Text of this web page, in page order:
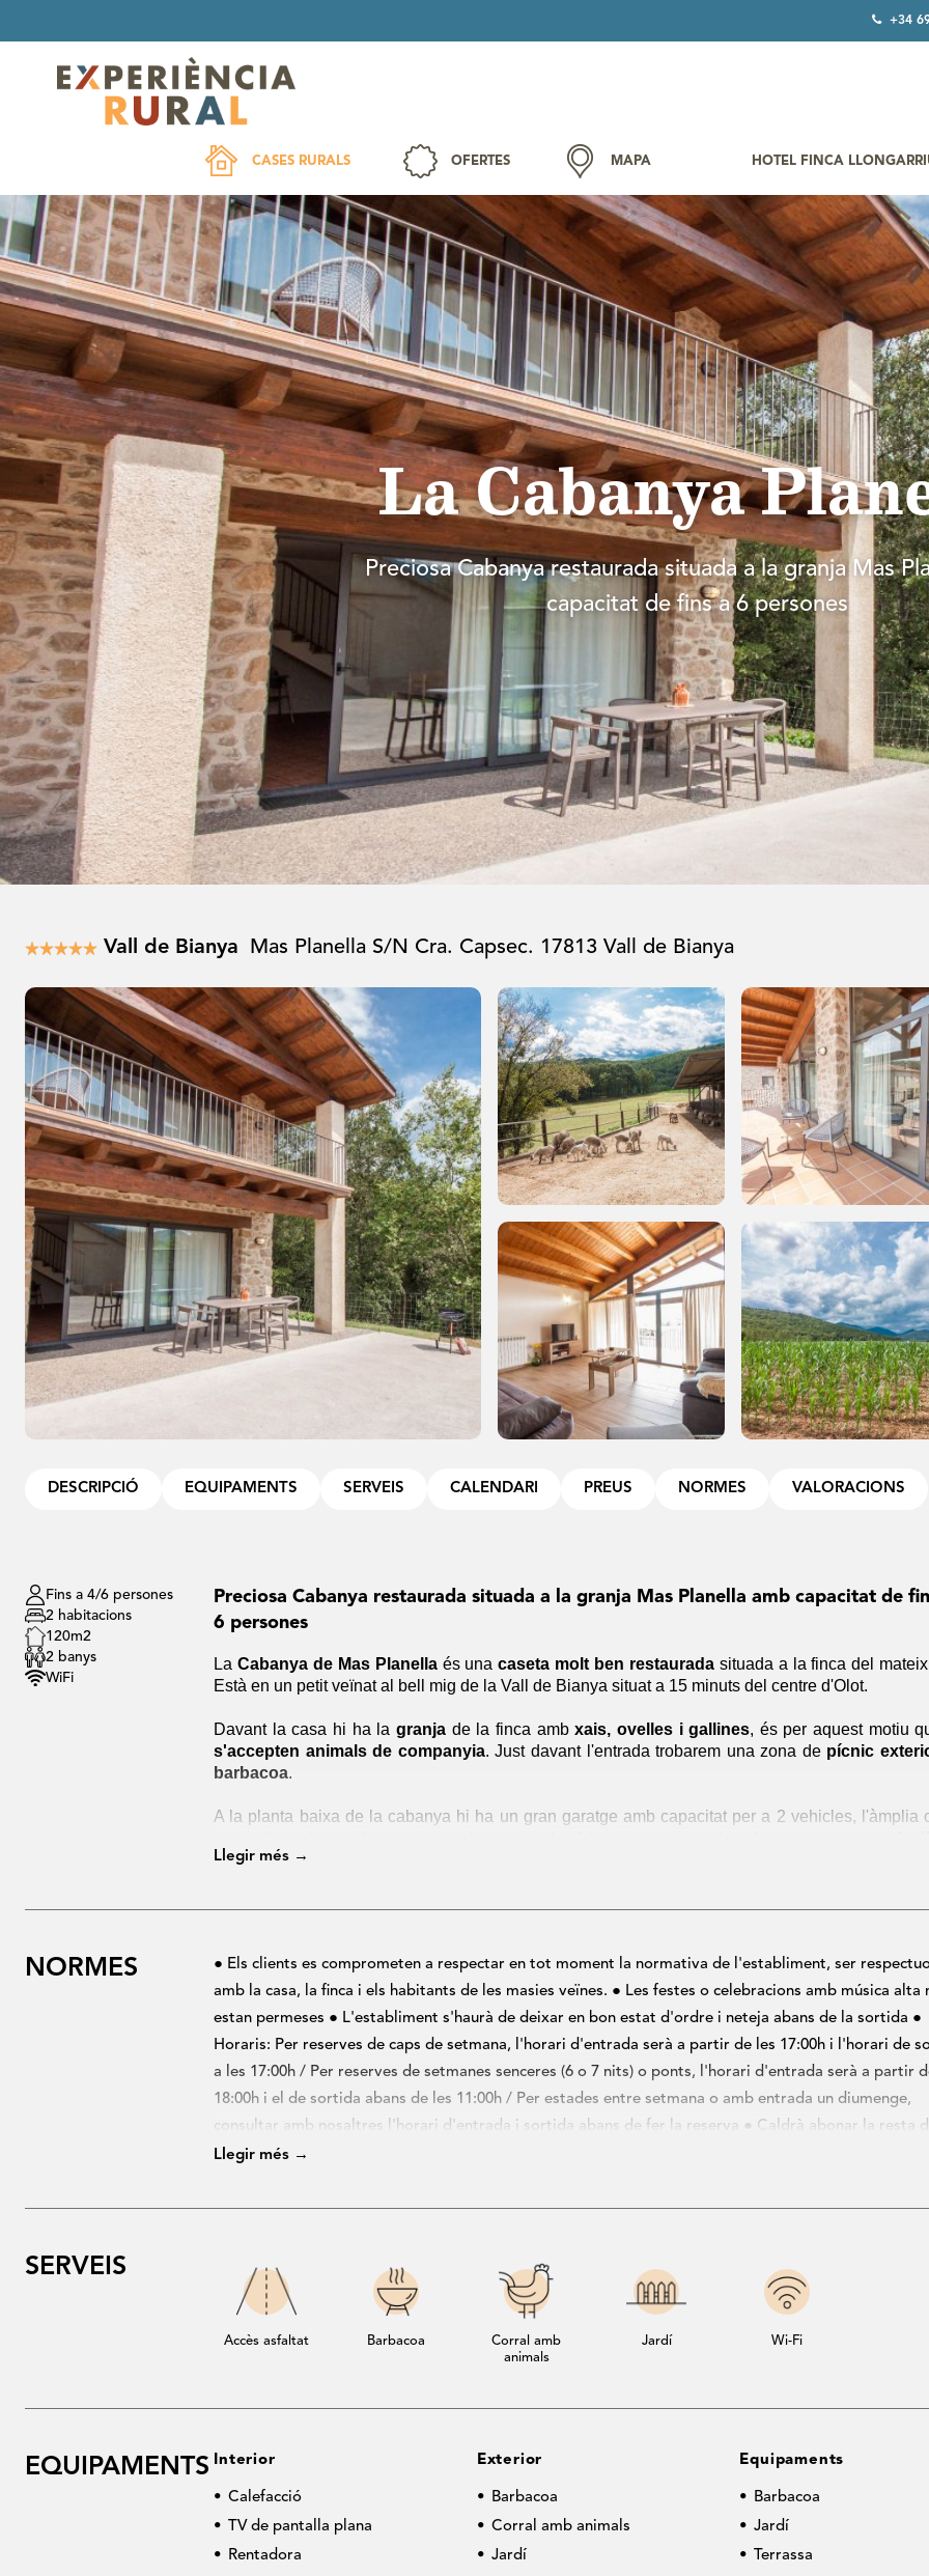
+34
CASES RURALS OFERTES MAPA HOTEL FINCA
La Cabanya
Preciosa Cabanya restaurada situada a la granja Mas
capacitat de fins a 6 persones
★★★★★ Vall de Bianya Mas Planella S/N Cra. Capsec. 17813 Vall de Bianya
DESCRIPCIÓ EQUIPAMENTS SERVEIS CALENDARI PREUS NORMES VALORACIONS
Fins a 4/6 persones
2 habitacions
120m2
2 banys
WiFi
Preciosa Cabanya restaurada situada a la granja Mas Planella amb capacitat de
6 persones
LaCabanya de Mas Planellaés unacaseta molt ben restauradasituada a la finca del
Està en un petit veïnat al bell mig de la Vall de Bianya situat a 15 minuts del centre d'Olot.
Davant la casa hi ha lagranja de la finca ambxais, ovelles i gallines, és per aquest motiu
s'accepten animals de companyia. Just davant l'entrada trobarem una zona de pícnic
barbacoa.
A la planta baixa de la cabanya hi ha un gran garatge amb capacitat per a 2 vehicles, l'àmplia
ambTV de pantalla plana
Número de registre turístic: HUTG-
Llegir més →
NORMES
● Els clients es comprometen a respectar en tot moment la normativa de l'establiment, ser
amb la casa, la finca i els habitants de les masies veïnes. ● Les festes o celebracions amb música alta
estan permeses ● L'establiment s'haurà de deixar en bon estat d'ordre i neteja abans de la sortida ●
Horaris: Per reserves de caps de setmana, l'horari d'entrada serà a partir de les 17:00h i l'horari de
a les 17:00h / Per reserves de setmanes senceres (6 o 7 nits) o ponts, l'horari d'entrada serà a partir
18:00h i el de sortida abans de les 11:00h / Per estades entre setmana o amb entrada un diumenge,
consultar amb nosaltres l'horari d'entrada i sortida abans de fer la reserva ● Caldrà abonar la resta
l'import de la reserva, la taxa turística i la fiança en el moment de l'arribada a l'establiment en efectiu
Llegir més →
SERVEIS
Accès asfaltat Barbacoa
Corral amb
animals
Jardí Wi-Fi
EQUIPAMENTS Interior
Calefacció
TV de pantalla plana
Rentadora
Exterior
Barbacoa
Corral amb animals
Jardí
Equipaments
Barbacoa
Jardí
Terrassa